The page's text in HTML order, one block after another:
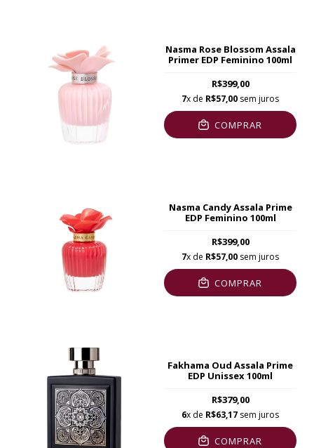
Nasma Rose Blossom Assala
Primer EDP Feminino 100ml
R$399,00
7x de R$57,00 sem juros
COMPRAR
Nasma Candy Assala Prime
EDP Feminino 100ml
R$399,00
7x de R$57,00 sem juros
COMPRAR
Fakhama Oud Assala Prime
EDP Unissex 100ml
R$379,00
6x de R$63,17 sem juros
COMPRAR